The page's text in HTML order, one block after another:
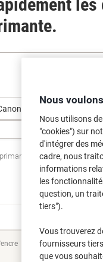
listées et/ou les
Nous
Nous utilisons
"cookies") sur
d'intégrer des
cadre, nous
informations
les
question, un
tiers").
Vous trouverez
fournisseurs
que vous